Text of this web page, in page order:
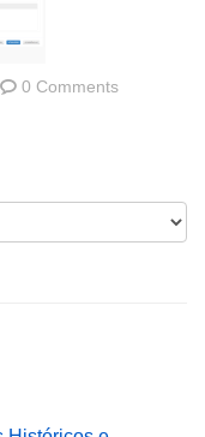
0 Comments